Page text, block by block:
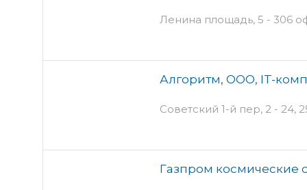
Ленина площадь, 5 - 306
Алгоритм, ООО, IT-
Советский 1-й пер, 2 - 24,
Газпром космические